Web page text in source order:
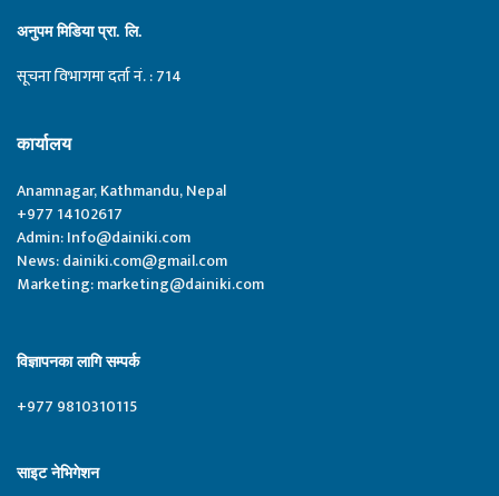
अनुपम मिडिया प्रा. लि.
सूचना विभागमा दर्ता नं. : 714
कार्यालय
Anamnagar, Kathmandu, Nepal
+977 14102617
Admin:Info@dainiki.com
News:dainiki.com@gmail.com
Marketing:marketing@dainiki.com
विज्ञापनका लागि सम्पर्क
+977 9810310115
साइट नेभिगेशन